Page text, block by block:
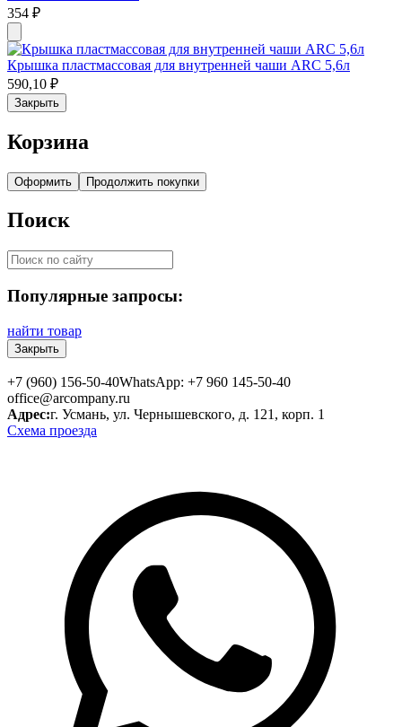
354 ₽
Крышка пластмассовая для внутренней чаши ARC 5,6л
590,10 ₽
Закрыть
Корзина
Оформить Продолжить покупки
Поиск
Популярные запросы:
найти товар
Закрыть
+7 (960) 156-50-40WhatsApp: +7 960 145-50-40
office@arcompany.ru
Адрес:г. Усмань, ул. Чернышевского, д. 121, корп. 1
Схема проезда